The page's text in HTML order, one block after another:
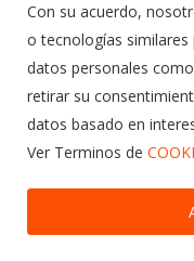
Copyright 2024
Politicas de
Con su acuerdo,
o tecnologías similares
datos personales
retirar su
datos basado en
Ver Terminos de